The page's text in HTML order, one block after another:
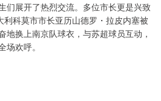
们展开了热烈交流。多位市长更是兴致
利科莫市市长亚历山德罗・拉皮内塞被
地换上南京队球衣，与苏超球员互动，
欢呼。